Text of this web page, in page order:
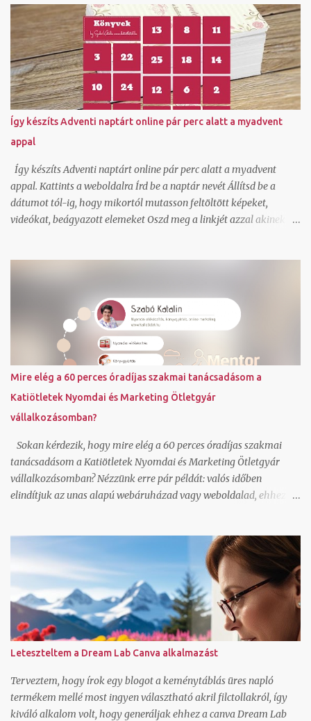
Természetesen beregisztráltam és örömmel láttam, hogy itt ha
generálok egy csomagfeladást nem kell cimkét nyomtatnom,
mert a futár magával hozza az elkészített cimkét. Ez tetszett!
Természetesen van egy mygls felületem is, ahol szerződött
partnerként tudok csomagokat feladni és itt vannak feláras
lehetőségek is hogy A-ból B-be felvegyék a csomagot és
átszállítsák és ehhez ők viszik a cimkét, de egy átmeneti
nyomtató hiba miatt nem akartam felárral szállíttatni. Tudom,
hogy van olyan lehetőség is normál szerződött áron, hogy a
cimkét legenerálom, és pdf-ben átküldöm arra a címre, ahonnan
kérem elhozatni hozzám a csoma...
Így készíts Adventi naptárt online pár perc alatt a myadvent
appal
Így készíts Adventi naptárt online pár perc alatt a myadvent
appal. Kattints a weboldalra Írd be a naptár nevét Állítsd be a
dátumot tól-ig, hogy mikortól mutasson feltöltött képeket,
videókat, beágyazott elemeket Oszd meg a linkjét azzal akinek a
referenciáim közül, ami a közreműködésemmel valósult meg.
Továbbiakat a referencia oldalamon láthatsz. Fordulj hozzám
bizalommal, ha kérdésed van. Foglalj hozzám egy ingyenes rövid
konzultációs időpontot IDE kattintva . Szabó Katalin ( Katiötletek
)
Mire elég a 60 perces óradíjas szakmai tanácsadásom a
Katiötletek Nyomdai és Marketing Ötletgyár
vállalkozásomban?
Sokan kérdezik, hogy mire elég a 60 perces óradíjas szakmai
tanácsadásom a Katiötletek Nyomdai és Marketing Ötletgyár
vállalkozásomban? Nézzünk erre pár példát: valós időben
elindítjuk az unas alapú webáruházad vagy weboldalad, ehhez jó
vagy Listamester hírlevél feliratkozó űrlapot és megírjuk az első
levelet hozzá, ez alapján fogod tuni folytatni elindítjuk a facebook
oldalad az első 5 poszt típussal, amit sablonként fogsz tudni
használni képszerkesztéssel és szövegírással együtt elindítjuk a fb
csoportodat az alap beállításokkal és 5 témaindító poszttal,
amitől egyfajta automatizmust és lendületet kap a csoport kevés
admin jelenlétet igényelve beállítjuk a Trustindex saját felületedet
oldaladba regisztrálunk valós időben egy időpontfoglaló
rendszert és beállítjuk hozzá a bemutatkozó részt, a...
Leteszteltem a Dream Lab Canva alkalmazást
Terveztem, hogy írok egy blogot a keménytáblás üres napló
termékem mellé most ingyen választható akril filctollakról, így
kiváló alkalom volt, hogy generáljak ehhez a canva Dream Lab